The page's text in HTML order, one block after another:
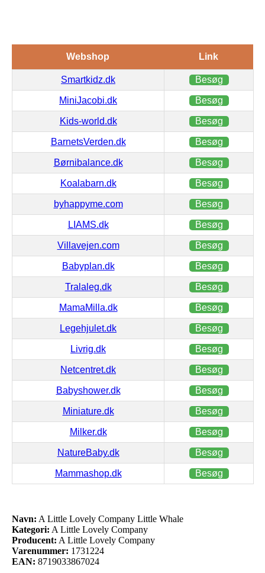
Webshop Link
Smartkidz.dk Besøg
MiniJacobi.dk Besøg
Kids-world.dk Besøg
BarnetsVerden.dk Besøg
Børnibalance.dk Besøg
Koalabarn.dk Besøg
byhappyme.com Besøg
LIAMS.dk Besøg
Villavejen.com Besøg
Babyplan.dk Besøg
Tralaleg.dk Besøg
MamaMilla.dk Besøg
Legehjulet.dk Besøg
Livrig.dk Besøg
Netcentret.dk Besøg
Babyshower.dk Besøg
Miniature.dk Besøg
Milker.dk Besøg
NatureBaby.dk Besøg
Mammashop.dk Besøg
Navn: A Little Lovely Company Little Whale
Kategori: A Little Lovely Company
Producent: A Little Lovely Company
Varenummer: 1731224
EAN: 8719033867024